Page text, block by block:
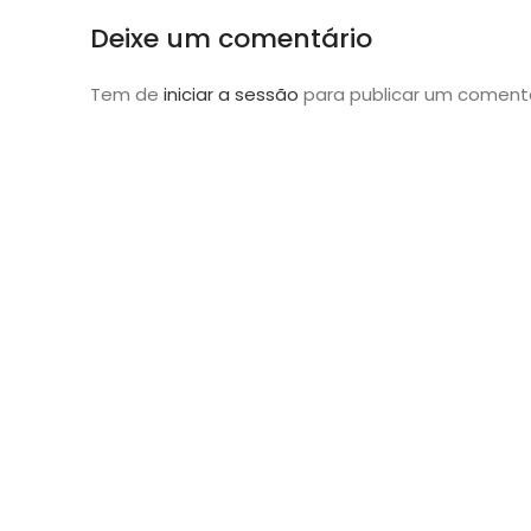
Deixe um comentário
Tem de iniciar a sessão para publicar um